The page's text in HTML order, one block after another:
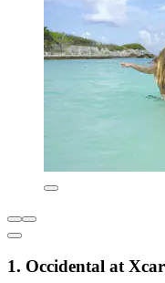
1. Occidental at